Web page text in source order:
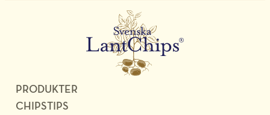
PRODUKTER
CHIPSTIPS